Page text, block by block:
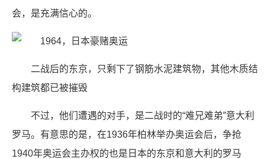
会，是充满信心的。
二战后的东京，只剩下了钢筋水泥建筑物，其他木质结
构建筑都已被摧毁
不过，他们遭遇的对手，是二战时的“难兄难弟”意大利
罗马。有意思的是，在1936年柏林举办奥运会后，争抢
1940年奥运会主办权的也是日本的东京和意大利的罗马